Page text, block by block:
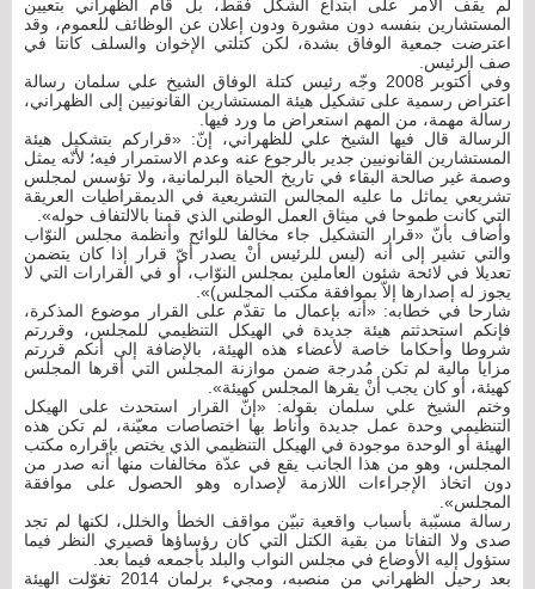
لم يقف الأمر على ابتداع الشكل فقط، بل قام الظهراني بتعيين
المستشارين بنفسه دون مشورة ودون إعلان عن الوظائف للعموم، وقد
اعترضت جمعية الوفاق بشدة، لكن كتلتي الإخوان والسلف كانتا في
صف الرئيس.
وفي أكتوبر 2008 وجّه رئيس كتلة الوفاق الشيخ علي سلمان رسالة
اعتراض رسمية على تشكيل هيئة المستشارين القانونيين إلى الظهراني،
رسالة مهمة، من المهم استعراض ما ورد فيها.
الرسالة قال فيها الشيخ علي للظهراني، إنّ: «قراركم بتشكيل هيئة
المستشارين القانونيين جدير بالرجوع عنه وعدم الاستمرار فيه؛ لأنّه يمثل
وصمة غير صالحة البقاء في تاريخ الحياة البرلمانية، ولا تؤسس لمجلس
تشريعي يماثل ما عليه المجالس التشريعية في الديمقراطيات العريقة
التي كانت طموحا في ميثاق العمل الوطني الذي قمنا بالالتفاف حوله».
وأضاف بأنّ «قرار التشكيل جاء مخالفا للوائح وأنظمة مجلس النوّاب
والتي تشير إلى أنه (ليس للرئيس أنْ يصدر أيّ قرار إذا كان يتضمن
تعديلا في لائحة شئون العاملين بمجلس النوّاب، أو في القرارات التي لا
يجوز له إصدارها إلاّ بموافقة مكتب المجلس)».
شارحا في خطابه: «أنه بإعمال ما تقدّم على القرار موضوع المذكرة،
فإنكم استحدثتم هيئة جديدة في الهيكل التنظيمي للمجلس، وقررتم
شروطا وأحكاما خاصة لأعضاء هذه الهيئة، بالإضافة إلى أنكم قررتم
مزايا مالية لم تكن مُدرجة ضمن موازنة المجلس التي أقرها المجلس
كهيئة، أو كان يجب أنْ يقرها المجلس كهيئة».
وختم الشيخ علي سلمان بقوله: «إنّ القرار استحدث على الهيكل
التنظيمي وحدة عمل جديدة وأناط بها اختصاصات معيّنة، لم تكن هذه
الهيئة أو الوحدة موجودة في الهيكل التنظيمي الذي يختص بإقراره مكتب
المجلس، وهو من هذا الجانب يقع في عدّة مخالفات منها أنه صدر من
دون اتخاذ الإجراءات اللازمة لإصداره وهو الحصول على موافقة
المجلس».
رسالة مسبّبة بأسباب واقعية تبيّن مواقف الخطأ والخلل، لكنها لم تجد
صدى ولا التفاتا من بقية الكتل التي كان رؤساؤها قصيري النظر فيما
ستؤول إليه الأوضاع في مجلس النواب والبلد بأجمعه فيما بعد.
بعد رحيل الظهراني من منصبه، ومجيء برلمان 2014 تغوّلت الهيئة